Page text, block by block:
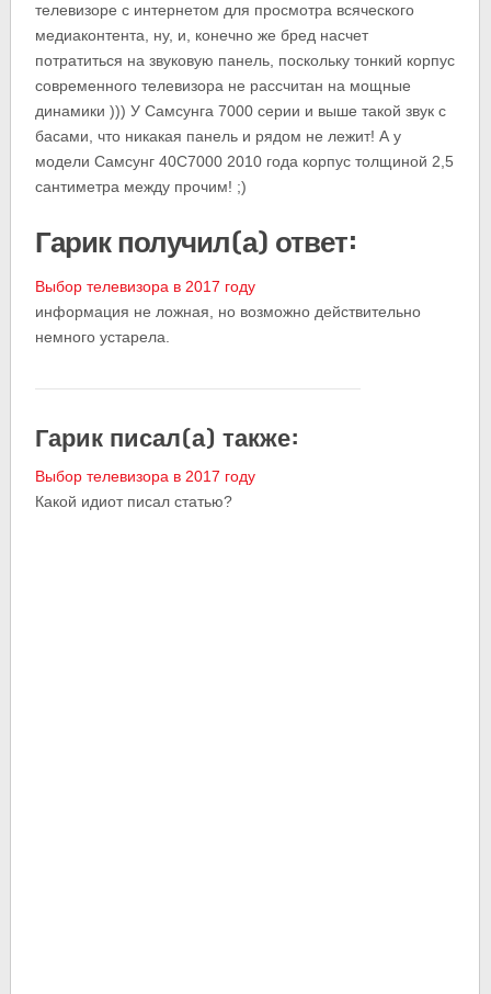
телевизоре с интернетом для просмотра всяческого
медиаконтента, ну, и, конечно же бред насчет
потратиться на звуковую панель, поскольку тонкий корпус
современного телевизора не рассчитан на мощные
динамики ))) У Самсунга 7000 серии и выше такой звук с
басами, что никакая панель и рядом не лежит! А у
модели Самсунг 40С7000 2010 года корпус толщиной 2,5
сантиметра между прочим! ;)
Гарик получил(а) ответ:
Выбор телевизора в 2017 году
информация не ложная, но возможно действительно
немного устарела.
Гарик писал(а) также:
Выбор телевизора в 2017 году
Какой идиот писал статью?